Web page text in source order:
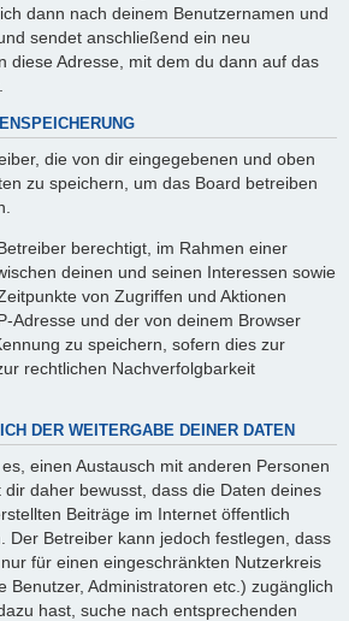
dann nach deinem Benutzernamen und
sendet anschließend ein neu
diese Adresse, mit dem du dann auf das
die von dir eingegebenen und oben
zu speichern, um das Board betreiben
berechtigt, im Rahmen einer
deinen und seinen Interessen sowie
von Zugriffen und Aktionen
Adresse und der von deinem Browser
zu speichern, sofern dies zur
rechtlichen Nachverfolgbarkeit
DER WEITERGABE DEINER DATEN
einen Austausch mit anderen Personen
daher bewusst, dass die Daten deines
Beiträge im Internet öffentlich
Der Betreiber kann jedoch festlegen, dass
für einen eingeschränkten Nutzerkreis
Benutzer, Administratoren etc.) zugänglich
hast, suche nach entsprechenden